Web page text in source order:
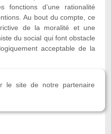
fonctions d’une rationalité
Au bout du compte, ce
de la moralité et une
du social qui font obstacle
acceptable de la
le site de notre partenaire